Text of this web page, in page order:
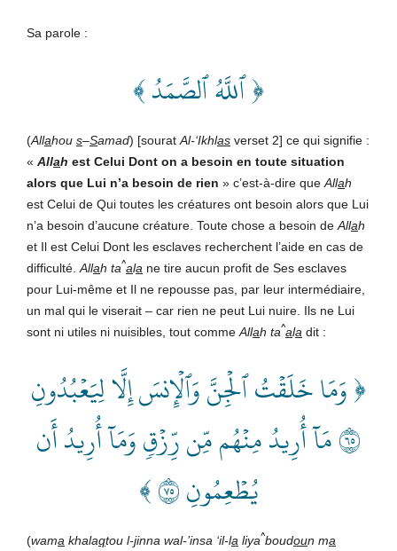
Sa parole :
﴿ ٱللَّهُ ٱلصَّمَدُ ﴾
(Allahou s–Samad) [sourat Al-‘Ikhlas verset 2] ce qui signifie :
« Allah est Celui Dont on a besoin en toute situation
alors que Lui n’a besoin de rien » c’est-à-dire que Allah
est Celui de Qui toutes les créatures ont besoin alors que Lui
n’a besoin d’aucune créature. Toute chose a besoin de Allah
et Il est Celui Dont les esclaves recherchent l’aide en cas de
difficulté. Allah ta^ala ne tire aucun profit de Ses esclaves
pour Lui-même et Il ne repousse pas, par leur intermédiaire,
un mal qui le viserait – car rien ne peut Lui nuire. Ils ne Lui
sont ni utiles ni nuisibles, tout comme Allah ta^ala dit :
﴿ وَمَا خَلَقۡتُ ٱلۡجِنَّ وَٱلۡإِنسَ إِلَّا لِيَعۡبُدُونِ
٥٦ مَآ أُرِيدُ مِنۡهُم مِّن رِّزۡقٖ وَمَآ أُرِيدُ أَن
يُطۡعِمُونِ ٥٧ ﴾
(wama khalaqtou l-jinna wal-’insa ‘il-la liya^boudoun ma